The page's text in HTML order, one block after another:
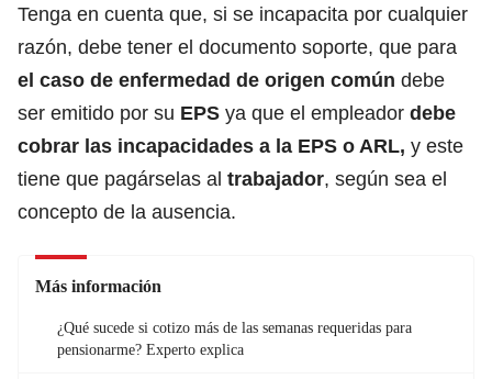
Tenga en cuenta que, si se incapacita por cualquier
razón, debe tener el documento soporte, que para
el caso de enfermedad de origen común debe
ser emitido por su EPS ya que el empleador debe
cobrar las incapacidades a la EPS o ARL, y este
tiene que pagárselas al trabajador, según sea el
concepto de la ausencia.
Más información
¿Qué sucede si cotizo más de las semanas requeridas para
pensionarme? Experto explica